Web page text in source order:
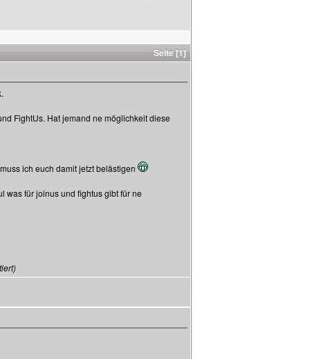
Seite [1]
FightUs. Hat jemand ne möglichkeit diese
ich euch damit jetzt belästigen
was für joinus und fightus gibt für ne